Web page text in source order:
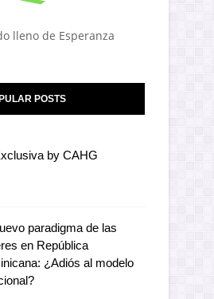
lleno de Esperanza
POSTS
by CAHG
paradigma de las
en República
¿Adiós al modelo